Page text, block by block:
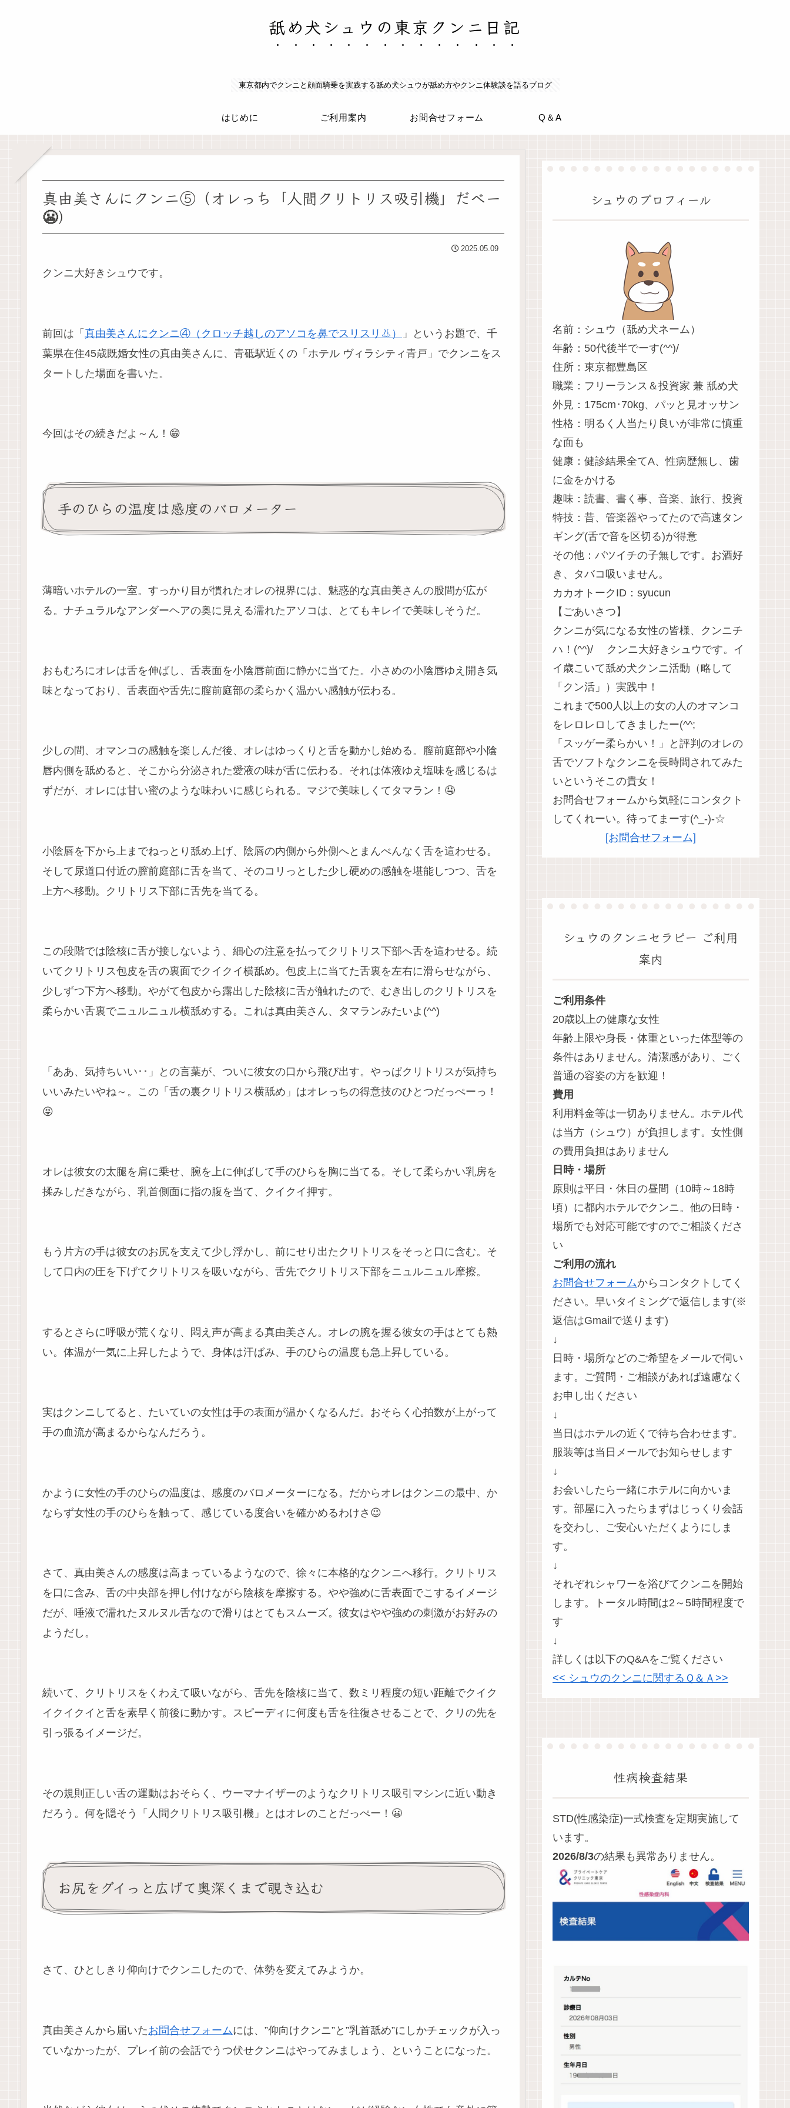
舐め犬シュウの東京クンニ日記
東京都内でクンニと顔面騎乗を実践する舐め犬シュウが舐め方やクンニ体験談を語るブログ
はじめに ご利用案内 お問合せフォーム Q＆A
真由美さんにクンニ⑤（オレっち「人間クリトリス吸引機」だべー
😬）
2025.05.09
クンニ大好きシュウです。
前回は「 真由美さんにクンニ④（クロッチ越しのアソコを鼻でスリスリ👃）
」というお題で、千
葉県在住45歳既婚女性の真由美さんに、青砥駅近くの「ホテル ヴィラシティ青戸」でクンニをス
タートした場面を書いた。
今回はその続きだよ～ん！😁
手のひらの温度は感度のバロメーター
薄暗いホテルの一室。すっかり目が慣れたオレの視界には、魅惑的な真由美さんの股間が広が
る。ナチュラルなアンダーヘアの奥に見える濡れたアソコは、とてもキレイで美味しそうだ。
おもむろにオレは舌を伸ばし、舌表面を小陰唇前面に静かに当てた。小さめの小陰唇ゆえ開き気
味となっており、舌表面や舌先に膣前庭部の柔らかく温かい感触が伝わる。
少しの間、オマンコの感触を楽しんだ後、オレはゆっくりと舌を動かし始める。膣前庭部や小陰
唇内側を舐めると、そこから分泌された愛液の味が舌に伝わる。それは体液ゆえ塩味を感じるは
ずだが、オレには甘い蜜のような味わいに感じられる。マジで美味しくてタマラン！🤤
小陰唇を下から上までねっとり舐め上げ、陰唇の内側から外側へとまんべんなく舌を這わせる。
そして尿道口付近の膣前庭部に舌を当て、そのコリっとした少し硬めの感触を堪能しつつ、舌を
上方へ移動。クリトリス下部に舌先を当てる。
この段階では陰核に舌が接しないよう、細心の注意を払ってクリトリス下部へ舌を這わせる。続
いてクリトリス包皮を舌の裏面でクイクイ横舐め。包皮上に当てた舌裏を左右に滑らせながら、
少しずつ下方へ移動。やがて包皮から露出した陰核に舌が触れたので、むき出しのクリトリスを
柔らかい舌裏でニュルニュル横舐めする。これは真由美さん、タマランみたいよ(^^)
「ああ、気持ちいい･･」との言葉が、ついに彼女の口から飛び出す。やっぱクリトリスが気持ち
いいみたいやね～。この「舌の裏クリトリス横舐め」はオレっちの得意技のひとつだっぺーっ！
😝
オレは彼女の太腿を肩に乗せ、腕を上に伸ばして手のひらを胸に当てる。そして柔らかい乳房を
揉みしだきながら、乳首側面に指の腹を当て、クイクイ押す。
もう片方の手は彼女のお尻を支えて少し浮かし、前にせり出たクリトリスをそっと口に含む。そ
して口内の圧を下げてクリトリスを吸いながら、舌先でクリトリス下部をニュルニュル摩擦。
するとさらに呼吸が荒くなり、悶え声が高まる真由美さん。オレの腕を握る彼女の手はとても熱
い。体温が一気に上昇したようで、身体は汗ばみ、手のひらの温度も急上昇している。
実はクンニしてると、たいていの女性は手の表面が温かくなるんだ。おそらく心拍数が上がって
手の血流が高まるからなんだろう。
かように女性の手のひらの温度は、感度のバロメーターになる。だからオレはクンニの最中、か
ならず女性の手のひらを触って、感じている度合いを確かめるわけさ😉
さて、真由美さんの感度は高まっているようなので、徐々に本格的なクンニへ移行。クリトリス
を口に含み、舌の中央部を押し付けながら陰核を摩擦する。やや強めに舌表面でこするイメージ
だが、唾液で濡れたヌルヌル舌なので滑りはとてもスムーズ。彼女はやや強めの刺激がお好みの
ようだし。
続いて、クリトリスをくわえて吸いながら、舌先を陰核に当て、数ミリ程度の短い距離でクイク
イクイクイと舌を素早く前後に動かす。スピーディに何度も舌を往復させることで、クリの先を
引っ張るイメージだ。
その規則正しい舌の運動はおそらく、ウーマナイザーのようなクリトリス吸引マシンに近い動き
だろう。何を隠そう「人間クリトリス吸引機」とはオレのことだっぺー！😬
お尻をグイっと広げて奥深くまで覗き込む
さて、ひとしきり仰向けでクンニしたので、体勢を変えてみようか。
真由美さんから届いたお問合せフォームには、”仰向けクンニ”と”乳首舐め”にしかチェックが入っ
ていなかったが、プレイ前の会話でうつ伏せクンニはやってみましょう、ということになった。
シュウのプロフィール
名前：シュウ（舐め犬ネーム）
年齢：50代後半でーす(^^)/
住所：東京都豊島区
職業：フリーランス＆投資家 兼 舐め犬
外見：175cm･70kg、パッと見オッサン
性格：明るく人当たり良いが非常に慎重
な面も
健康：健診結果全てA、性病歴無し、歯
に金をかける
趣味：読書、書く事、音楽、旅行、投資
特技：昔、管楽器やってたので高速タン
ギング(舌で音を区切る)が得意
その他：バツイチの子無しです。お酒好
き、タバコ吸いません。
カカオトークID：syucun
【ごあいさつ】
クンニが気になる女性の皆様、クンニチ
ハ！(^^)/ クンニ大好きシュウです。イ
イ歳こいて舐め犬クンニ活動（略して
「クン活」）実践中！
これまで500人以上の女の人のオマンコ
をレロレロしてきましたー(^^;
「スッゲー柔らかい！」と評判のオレの
舌でソフトなクンニを長時間されてみた
いというそこの貴女！
お問合せフォームから気軽にコンタクト
してくれーい。待ってまーす(^_-)-☆
[お問合せフォーム]
シュウのクンニセラピー ご利用
案内
ご利用条件
20歳以上の健康な女性
年齢上限や身長・体重といった体型等の
条件はありません。清潔感があり、ごく
普通の容姿の方を歓迎！
費用
利用料金等は一切ありません。ホテル代
は当方（シュウ）が負担します。女性側
の費用負担はありません
日時・場所
原則は平日・休日の昼間（10時～18時
頃）に都内ホテルでクンニ。他の日時・
場所でも対応可能ですのでご相談くださ
い
ご利用の流れ
お問合せフォームからコンタクトしてく
ださい。早いタイミングで返信します(※
返信はGmailで送ります)
↓
日時・場所などのご希望をメールで伺い
ます。ご質問・ご相談があれば遠慮なく
お申し出ください
↓
当日はホテルの近くで待ち合わせます。
服装等は当日メールでお知らせします
↓
お会いしたら一緒にホテルに向かいま
す。部屋に入ったらまずはじっくり会話
を交わし、ご安心いただくようにしま
す。
↓
それぞれシャワーを浴びてクンニを開始
します。トータル時間は2～5時間程度で
す
↓
詳しくは以下のQ&Aをご覧ください
<< シュウのクンニに関するＱ＆Ａ>>
性病検査結果
STD(性感染症)一式検査を定期実施して
います。
2026/8/3の結果も異常ありません。